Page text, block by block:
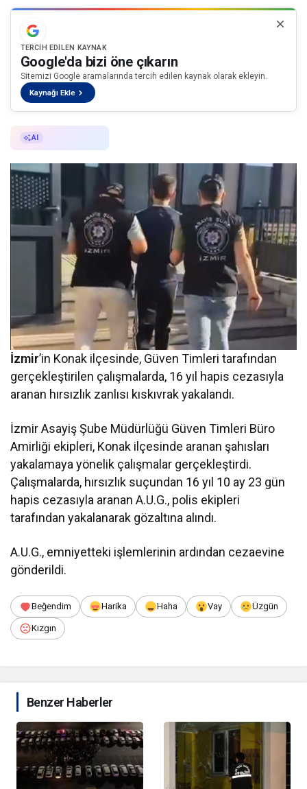
TERCIH EDILEN KAYNAK
Google'da bizi öne çıkarın
Sitemizi Google aramalarında tercih edilen kaynak olarak ekleyin.
Kaynağı Ekle
AI
İzmir’in Konak ilçesinde, Güven Timleri tarafından
gerçekleştirilen çalışmalarda, 16 yıl hapis cezasıyla
aranan hırsızlık zanlısı kıskıvrak yakalandı.
İzmir Asayiş Şube Müdürlüğü Güven Timleri Büro
Amirliği ekipleri, Konak ilçesinde aranan şahısları
yakalamaya yönelik çalışmalar gerçekleştirdi.
Çalışmalarda, hırsızlık suçundan 16 yıl 10 ay 23 gün
hapis cezasıyla aranan A.U.G., polis ekipleri
tarafından yakalanarak gözaltına alındı.
A.U.G., emniyetteki işlemlerinin ardından cezaevine
gönderildi.
Beğendim Harika Haha Vay Üzgün
Kızgın
Benzer Haberler